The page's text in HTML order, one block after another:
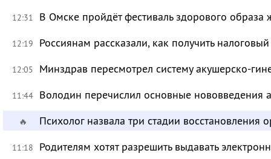
12:31 В Омске пройдёт фестиваль здорового
12:19 Россиянам рассказали, как получить
12:05 Минздрав пересмотрел систему акушерско-
11:44 Володин перечислил основные нововведения
🔥 Психолог назвала три стадии восстановления
11:18 Родителям хотят разрешить выдавать